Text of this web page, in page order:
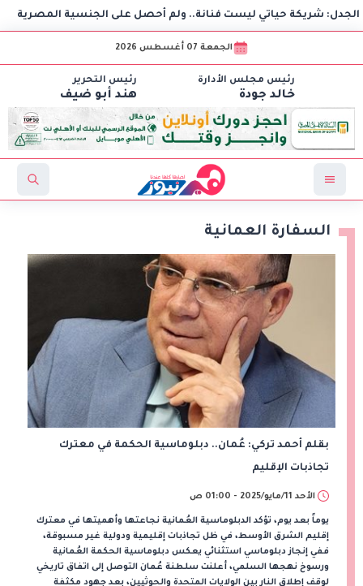
حياتي ليست فنانة.. ولم أحصل على الجنسية المصرية
الجمعة 07 أغسطس 2026
رئيس مجلس الأدارة
خالد جودة
رئيس التحرير
هند أبو ضيف
السفارة العمانية
بقلم أحمد تركي: عُمان.. دبلوماسية الحكمة في معترك
تجاذبات الإقليم
الأحد 11/مايو/2025 - 01:00 ص
يوماً بعد يوم، تؤكد الدبلوماسية العُمانية نجاعتها وأهميتها في معترك
إقليم الشرق الأوسط، في ظل تجاذبات إقليمية ودولية غير مسبوقة،
ففي إنجاز دبلوماسي استثنائي يعكس دبلوماسية الحكمة العُمانية
ورسوخ نهجها السلمي، أعلنت سلطنة عُمان التوصل إلى اتفاق تاريخي
لوقف إطلاق النار بين الولايات المتحدة والحوثيين، بعد جهود مكثفة